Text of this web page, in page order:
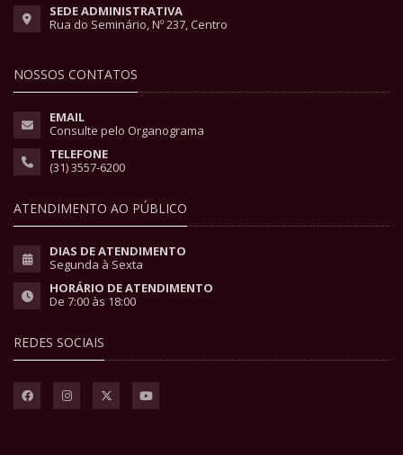
SEDE ADMINISTRATIVA
Rua do Seminário, Nº 237, Centro
NOSSOS CONTATOS
EMAIL
Consulte pelo Organograma
TELEFONE
(31) 3557-6200
ATENDIMENTO AO PÚBLICO
DIAS DE ATENDIMENTO
Segunda à Sexta
HORÁRIO DE ATENDIMENTO
De 7:00 às 18:00
REDES SOCIAIS